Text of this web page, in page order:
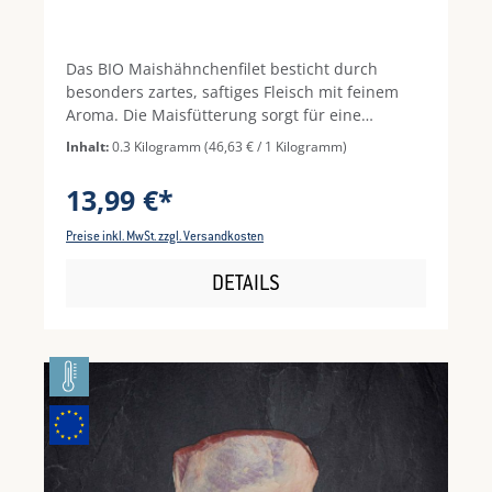
Das BIO Maishähnchenfilet besticht durch
besonders zartes, saftiges Fleisch mit feinem
Aroma. Die Maisfütterung sorgt für eine
goldgelbe Farbe und einen milden,
vollmundigen Geschmack. Ideal zum Braten,
Highlight. Hinweis: Vor Verzehr vollständig
durcherhitzen und auf ausreichende
Inhalt:0.3 Kilogramm(46,63 € / 1 Kilogramm)
13,99 €*
Preise inkl. MwSt. zzgl. Versandkosten
DETAILS